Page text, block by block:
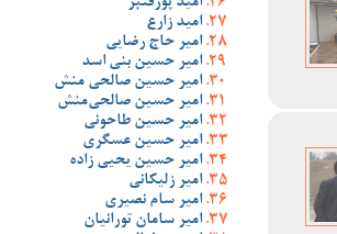
امید زارع
امیر حاج رضایی
امیر حسین بنی اسد
امیر حسین صالحی منش
امیر حسین صالحی‌منش
امیر حسین طاحونی
امیر حسین عسگری
امیر حسین یحیی زاده
امیر زلیکانی
امیر سام نصیری
امیر سامان تورانیان